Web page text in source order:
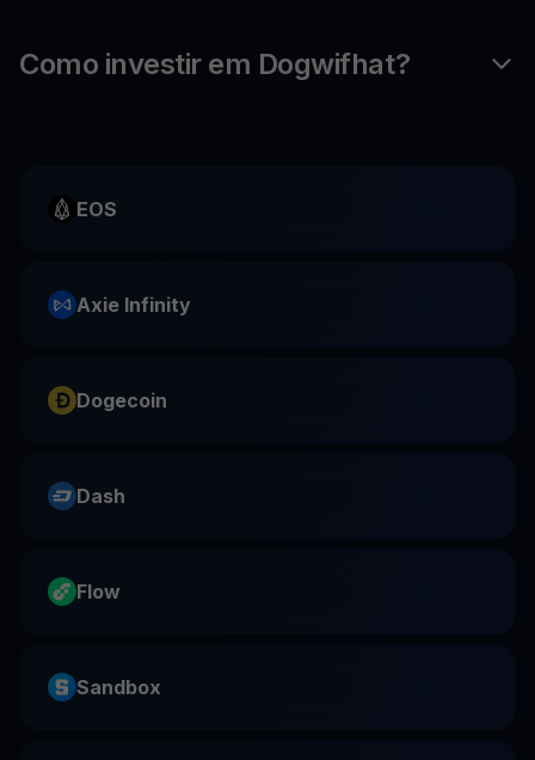
Como investir em Dogwifhat?
EOS
Axie Infinity
Dogecoin
Dash
Flow
Sandbox